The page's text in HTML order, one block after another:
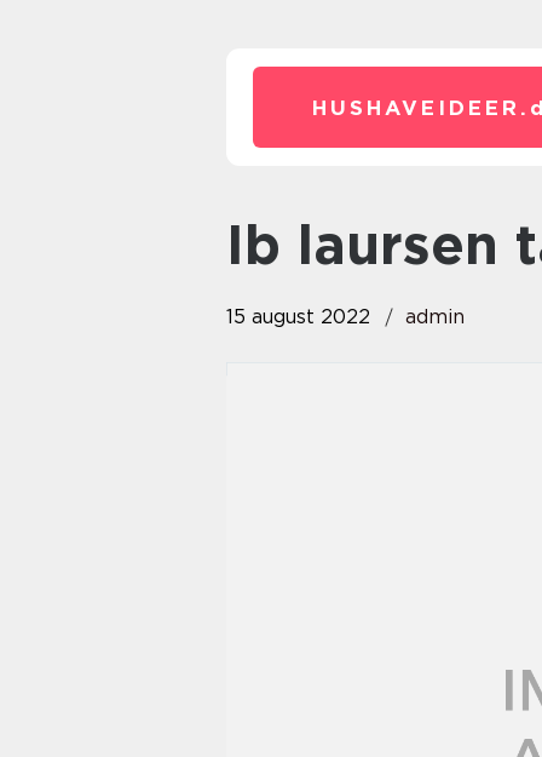
HUSHAVEIDEER.
Ib laursen
15 august 2022 admin